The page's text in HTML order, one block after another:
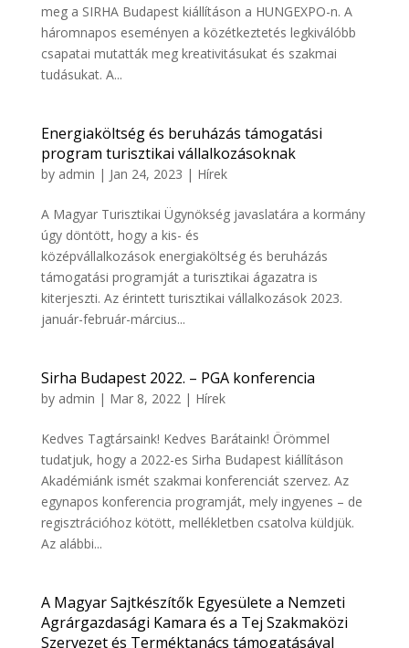
meg a SIRHA Budapest kiállításon a HUNGEXPO-n. A
háromnapos eseményen a közétkeztetés legkiválóbb
csapatai mutatták meg kreativitásukat és szakmai
tudásukat. A...
Energiaköltség és beruházás támogatási
program turisztikai vállalkozásoknak
by admin | Jan 24, 2023 | Hírek
A Magyar Turisztikai Ügynökség javaslatára a kormány
úgy döntött, hogy a kis- és
középvállalkozások energiaköltség és beruházás
támogatási programját a turisztikai ágazatra is
kiterjeszti. Az érintett turisztikai vállalkozások 2023.
január-február-március...
Sirha Budapest 2022. – PGA konferencia
by admin | Mar 8, 2022| Hírek
Kedves Tagtársaink! Kedves Barátaink! Örömmel
tudatjuk, hogy a 2022-es Sirha Budapest kiállításon
Akadémiánk ismét szakmai konferenciát szervez. Az
egynapos konferencia programját, mely ingyenes – de
regisztrációhoz kötött, mellékletben csatolva küldjük.
Az alábbi...
A Magyar Sajtkészítők Egyesülete a Nemzeti
Agrárgazdasági Kamara és a Tej Szakmaközi
Szervezet és Terméktanács támogatásával